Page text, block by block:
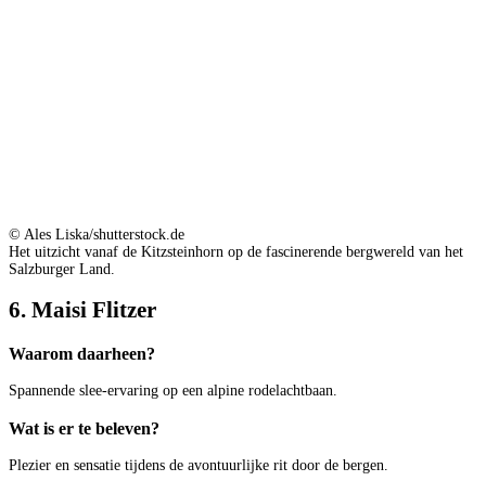
© Ales Liska/shutterstock.de
Het uitzicht vanaf de Kitzsteinhorn op de fascinerende bergwereld van het
Salzburger Land.
6. Maisi Flitzer
Waarom daarheen?
Spannende slee-ervaring op een alpine rodelachtbaan.
Wat is er te beleven?
Plezier en sensatie tijdens de avontuurlijke rit door de bergen.